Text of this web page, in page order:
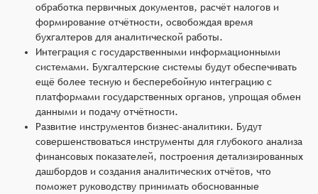
обработка первичных документов, расчёт налогов и
формирование отчётности, освобождая время
бухгалтеров для аналитической работы.
Интеграция с государственными информационными
системами. Бухгалтерские системы будут обеспечивать
ещё более тесную и бесперебойную интеграцию с
платформами государственных органов, упрощая обмен
данными и подачу отчётности.
Развитие инструментов бизнес-аналитики. Будут
совершенствоваться инструменты для глубокого анализа
финансовых показателей, построения детализированных
дашбордов и создания аналитических отчётов, что
поможет руководству принимать обоснованные